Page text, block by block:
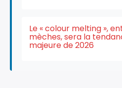
Le « colour melting »,
mèches, sera la
majeure de 2026